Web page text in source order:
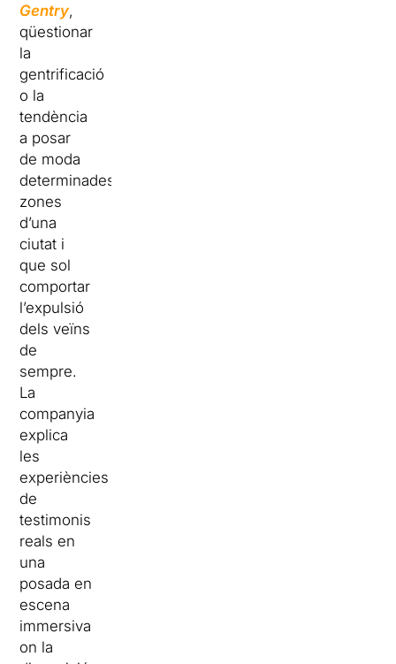
Gentry,
qüestionar
la
gentrificació
o la
tendència
a posar
de moda
determinades
zones
d’una
ciutat i
que sol
comportar
l’expulsió
dels veïns
de
sempre.
La
companyia
explica
les
experiències
de
testimonis
reals en
una
posada en
escena
immersiva
on la